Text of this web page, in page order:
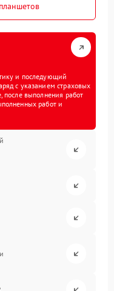
и последующий
с указанием страховых
после выполнения работ
работ и